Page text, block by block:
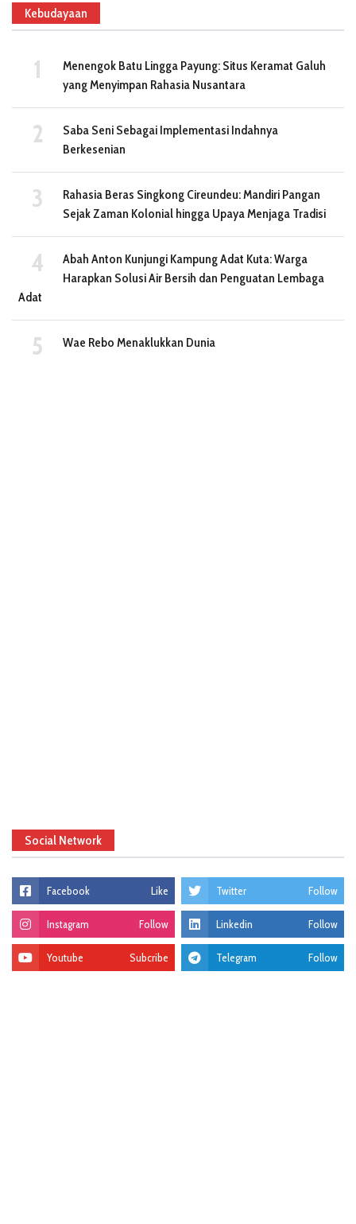
Kebudayaan
Menengok Batu Lingga Payung: Situs Keramat Galuh
yang Menyimpan Rahasia Nusantara
Saba Seni Sebagai Implementasi Indahnya
Berkesenian
Rahasia Beras Singkong Cireundeu: Mandiri Pangan
Sejak Zaman Kolonial hingga Upaya Menjaga Tradisi
Abah Anton Kunjungi Kampung Adat Kuta: Warga
Harapkan Solusi Air Bersih dan Penguatan Lembaga
Adat
Wae Rebo Menaklukkan Dunia
Social Network
Facebook Like Twitter Follow
Instagram Follow Linkedin Follow
Youtube Subcribe Telegram Follow